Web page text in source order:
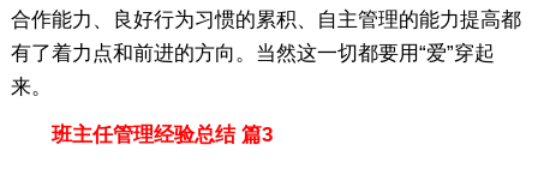
合作能力、良好行为习惯的累积、自主管理的能力提高都
有了着力点和前进的方向。当然这一切都要用“爱”穿起
来。
班主任管理经验总结 篇3